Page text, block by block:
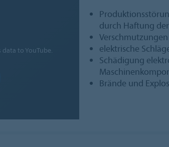
to YouTube.
durch Haftung
elektrische
Schädigung
Brände und